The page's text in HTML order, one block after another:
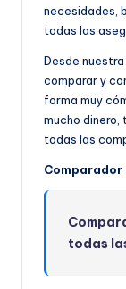
necesidades,
todas las
Desde
comparar y
forma muy
mucho dinero,
todas las
Comparador
todas